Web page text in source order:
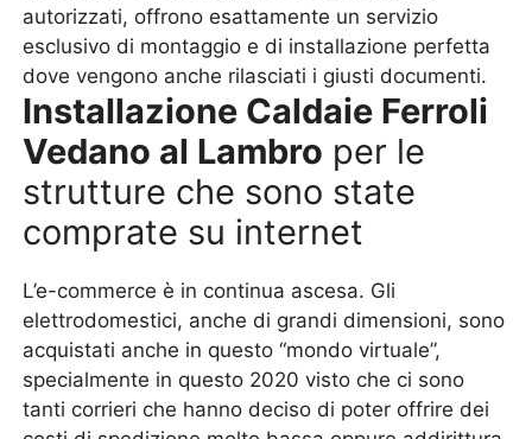
autorizzati, offrono esattamente un servizio
esclusivo di montaggio e di installazione perfetta
dove vengono anche rilasciati i giusti documenti.
Installazione Caldaie Ferroli
Vedano al Lambro per le
strutture che sono state
comprate su internet
L’e-commerce è in continua ascesa. Gli
elettrodomestici, anche di grandi dimensioni, sono
acquistati anche in questo “mondo virtuale”,
specialmente in questo 2020 visto che ci sono
tanti corrieri che hanno deciso di poter offrire dei